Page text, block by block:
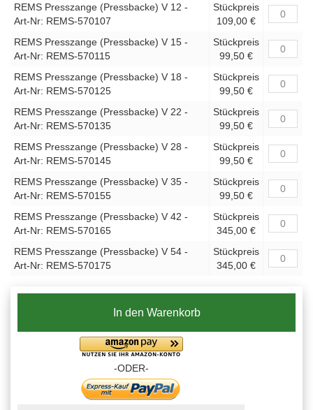
REMS Presszange (Pressbacke) V 12 -
Art-Nr: REMS-570107
Stückpreis
109,00 €
REMS Presszange (Pressbacke) V 15 -
Art-Nr: REMS-570115
Stückpreis
99,50 €
REMS Presszange (Pressbacke) V 18 -
Art-Nr: REMS-570125
Stückpreis
99,50 €
REMS Presszange (Pressbacke) V 22 -
Art-Nr: REMS-570135
Stückpreis
99,50 €
REMS Presszange (Pressbacke) V 28 -
Art-Nr: REMS-570145
Stückpreis
99,50 €
REMS Presszange (Pressbacke) V 35 -
Art-Nr: REMS-570155
Stückpreis
99,50 €
REMS Presszange (Pressbacke) V 42 -
Art-Nr: REMS-570165
Stückpreis
345,00 €
REMS Presszange (Pressbacke) V 54 -
Art-Nr: REMS-570175
Stückpreis
345,00 €
In den Warenkorb
-ODER-